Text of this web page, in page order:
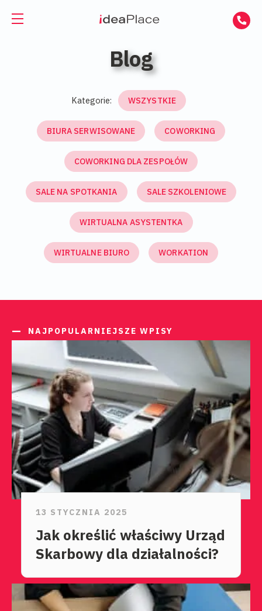
Powierzchnie biurowe
Biura do wynajęcia
Biura serwisowane
Biura coworkingowe
Wirtualna asystentka
Firmy i zespoły
Freelancerzy
O nas
GET A DAY DESK
Blog
Kategorie: WSZYSTKIE
BIURA SERWISOWANE COWORKING
COWORKING DLA ZESPOŁÓW
SALE NA SPOTKANIA SALE SZKOLENIOWE
WIRTUALNA ASYSTENTKA
WIRTUALNE BIURO WORKATION
NAJPOPULARNIEJSZE WPISY
13 STYCZNIA 2025
Jak określić właściwy Urząd
Skarbowy dla działalności?